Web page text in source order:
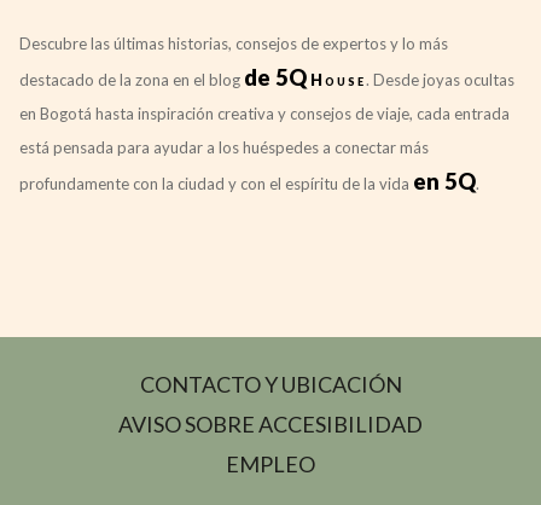
Descubre las últimas historias, consejos de expertos y lo más
destacado de la zona en el blog de 5Q House. Desde joyas ocultas
en Bogotá hasta inspiración creativa y consejos de viaje, cada entrada
está pensada para ayudar a los huéspedes a conectar más
profundamente con la ciudad y con el espíritu de la vida en 5Q.
CONTACTO Y UBICACIÓN
AVISO SOBRE ACCESIBILIDAD
EMPLEOSE